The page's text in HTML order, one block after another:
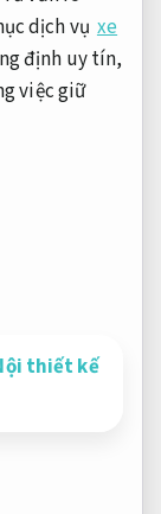
dịch vụ xe
định uy tín,
việc giữ
thiết kế